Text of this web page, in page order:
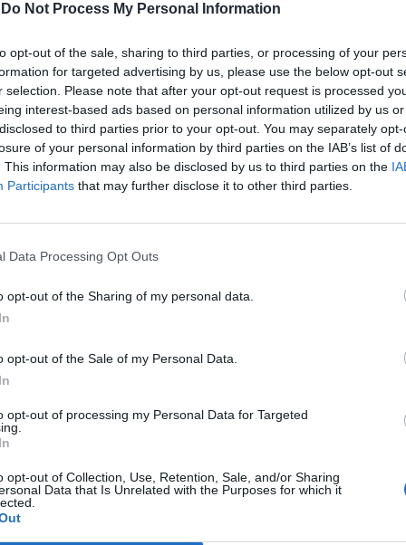
Do Not Process My Personal Information
opt-out of the sale, sharing to third parties, or processing of your
for targeted advertising by us, please use the below opt-out
selection. Please note that after your opt-out request is processed
interest-based ads based on personal information utilized by us
to third parties prior to your opt-out. You may separately
of your personal information by third parties on the IAB’s list of
This information may also be disclosed by us to third parties on the
Participants that may further disclose it to other third parties.
Data Processing Opt Outs
opt-out of the Sharing of my personal data.
opt-out of the Sale of my Personal Data.
opt-out of processing my Personal Data for Targeted
opt-out of Collection, Use, Retention, Sale, and/or Sharing
Data that Is Unrelated with the Purposes for which it
negativa. Scivola dell'1,08% a
segnata dalle continue oscillazioni
riflesso all'andamento dello spread e
sulla formazione del nuovo governo
Finmeccanica, che chiude con un
Affari un'altra giornata complicata,
con un occhio allo spread e un altro
dei capi di partito. Molto negativo
con gli indici in calo fino a un minimo del
lo spread supera i 530 punti e il
l'inversione di tendenza, in coincidenza
Roma che lasciano capire come il
sia ormai pronto a vedere la luce.
SALE LO SPREAD L'Ibex di Madrid
l'1,39% a 8.256,2 punti, mentre fa
che, essendo fuori
riesce a restare sopra la parità e
in rialzo dello 0,28 % a 5.543,29
Atene, giù del 4,71% a causa
di vendite sui finanziari innescate dai
sul Pil. Le perdite riportate dalle altre
comunque inferiori a quelle, prossime al
Trump, Meloni e la strategia